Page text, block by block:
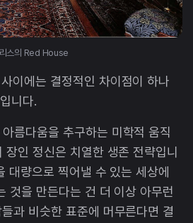
리스의 Red House
이에는 결정적인 차이점이 하나
입니다.
름다움을 추구하는 미학적 움직
인 정신은 치열한 생존 전략입니
대량으로 찍어낼 수 있는 세상에
것을 만든다는 건 더 이상 아무런
과 비슷한 표준에 머무른다면 결